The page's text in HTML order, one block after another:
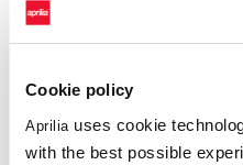
Cookie policy
Aprilia uses cookie
with the best possible
Nastaviteľný systém kontroly
súčinnosti so systémom ASC